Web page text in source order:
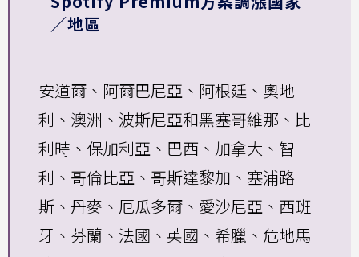
／地區
安道爾、阿爾巴尼亞、阿根廷、奧地
利、澳洲、波斯尼亞和黑塞哥維那、比
利時、保加利亞、巴西、加拿大、智
利、哥倫比亞、哥斯達黎加、塞浦路
斯、丹麥、厄瓜多爾、愛沙尼亞、西班
牙、芬蘭、法國、英國、希臘、危地馬